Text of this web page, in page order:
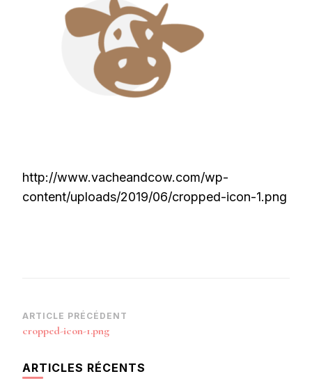
http://www.vacheandcow.com/wp-
content/uploads/2019/06/cropped-icon-1.png
Navigation
d’article
ARTICLE PRÉCÉDENT
cropped-icon-1.png
ARTICLES RÉCENTS